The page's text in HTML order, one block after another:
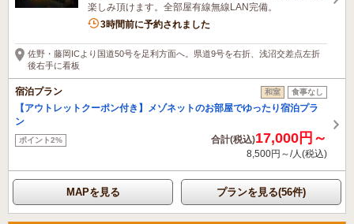
楽しみ頂けます。全部屋有線無線LAN完備。
1名がこの宿を見ています
3時間前に予約されました
佐野・藤岡ICより国道50号を足利方面へ。県道9号を右折、浅沼交差点左折
後右手に看板
宿泊プラン 和室 食事なし
【アウトレットクーポン付き】メゾネットのお部屋でゆったり宿泊プラ
ン
ポイント2% 合計(税込)17,000円～
8,500円～/人(税込)
MAPを見る プランを見る(56件)